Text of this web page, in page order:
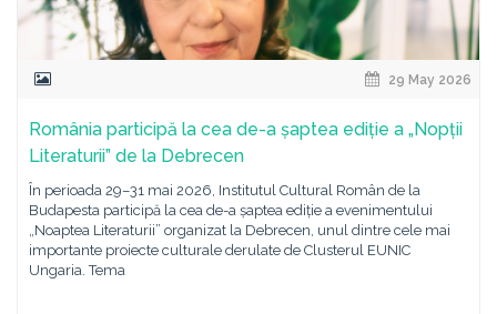
29 May 2026
România participă la cea de-a șaptea ediție a „Nopții
Literaturii” de la Debrecen
În perioada 29–31 mai 2026, Institutul Cultural Român de la
Budapesta participă la cea de-a șaptea ediție a evenimentului
„Noaptea Literaturii” organizat la Debrecen, unul dintre cele mai
importante proiecte culturale derulate de Clusterul EUNIC
Ungaria. Tema